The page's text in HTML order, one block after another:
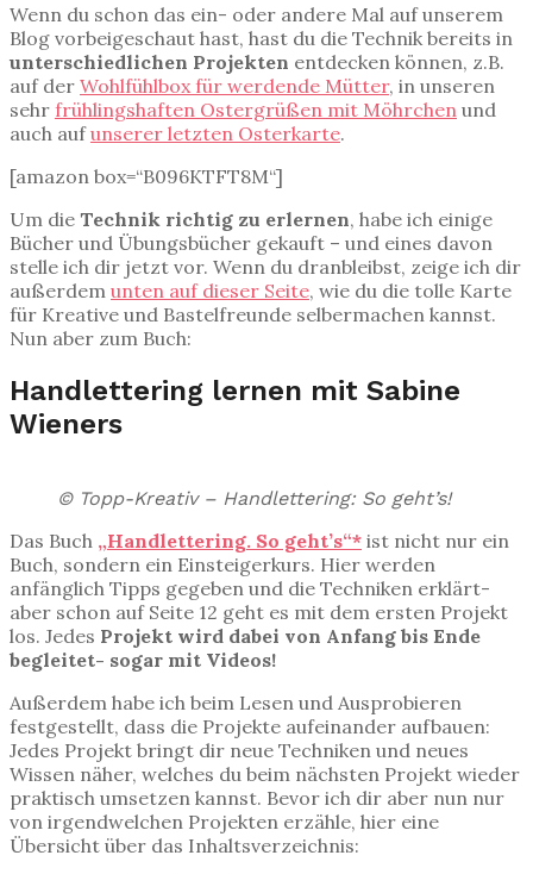
Wenn du schon das ein- oder andere Mal auf unserem
Blog vorbeigeschaut hast, hast du die Technik bereits in
unterschiedlichen Projekten entdecken können, z.B.
auf der Wohlfühlbox für werdende Mütter, in unseren
sehr frühlingshaften Ostergrüßen mit Möhrchen und
auch aufunserer letzten Osterkarte.
[amazon box=“B096KTFT8M“]
Um die Technik richtig zu erlernen, habe ich einige
Bücher und Übungsbücher gekauft – und eines davon
stelle ich dir jetzt vor. Wenn du dranbleibst, zeige ich dir
außerdem unten auf dieser Seite, wie du die tolle Karte
für Kreative und Bastelfreunde selbermachen kannst.
Nun aber zum Buch:
Handlettering lernen mit Sabine
Wieners
© Topp-Kreativ – Handlettering: So geht’s!
Das Buch „Handlettering. So geht’s“* ist nicht nur ein
Buch, sondern ein Einsteigerkurs. Hier werden
anfänglich Tipps gegeben und die Techniken erklärt-
aber schon auf Seite 12 geht es mit dem ersten Projekt
los. Jedes Projekt wird dabei von Anfang bis Ende
begleitet- sogar mit Videos!
Außerdem habe ich beim Lesen und Ausprobieren
festgestellt, dass die Projekte aufeinander aufbauen:
Jedes Projekt bringt dir neue Techniken und neues
Wissen näher, welches du beim nächsten Projekt wieder
praktisch umsetzen kannst. Bevor ich dir aber nun nur
von irgendwelchen Projekten erzähle, hier eine
Übersicht über das Inhaltsverzeichnis: